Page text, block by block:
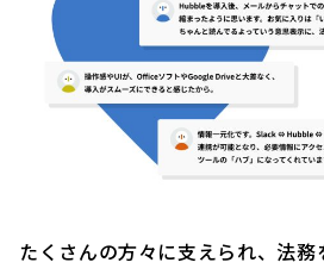
たくさんの方々に支えられ、法